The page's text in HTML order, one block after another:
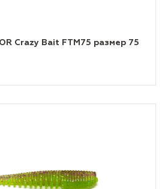
Crazy Bait FTM75 размер 75